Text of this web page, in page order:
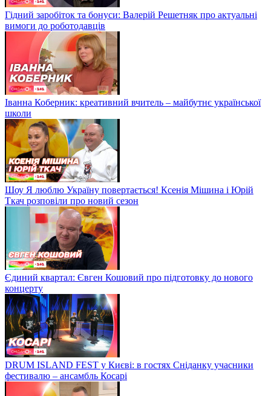
Гідний заробіток та бонуси: Валерій Решетняк про актуальні
вимоги до роботодавців
Іванна Коберник: креативний вчитель – майбутнє української
школи
Шоу Я люблю Україну повертається! Ксенія Мішина і Юрій
Ткач розповіли про новий сезон
Єдиний квартал: Євген Кошовий про підготовку до нового
концерту
DRUM ISLAND FEST у Києві: в гостях Сніданку учасники
фестивалю – ансамбль Косарі